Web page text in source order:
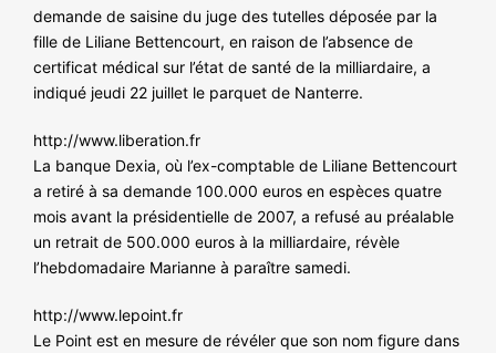
demande de saisine du juge des tutelles déposée par la
fille de Liliane Bettencourt, en raison de l’absence de
certificat médical sur l’état de santé de la milliardaire, a
indiqué jeudi 22 juillet le parquet de Nanterre.
http://www.liberation.fr
La banque Dexia, où l’ex-comptable de Liliane Bettencourt
a retiré à sa demande 100.000 euros en espèces quatre
mois avant la présidentielle de 2007, a refusé au préalable
un retrait de 500.000 euros à la milliardaire, révèle
l’hebdomadaire Marianne à paraître samedi.
http://www.lepoint.fr
Le Point est en mesure de révéler que son nom figure dans